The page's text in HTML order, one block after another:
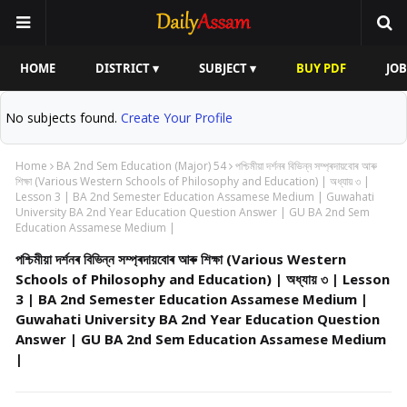
HOME DISTRICT ▾ SUBJECT ▾ BUY PDF
No subjects found. Create Your Profile
Home BA 2nd Sem Education (Major) 54 পশ্চিমীয়া দৰ্শনৰ বিভিন্ন সম্প্ৰদায়বোৰ আৰু
শিক্ষা (Various Western Schools of Philosophy and Education) | অধ্যায় ৩ |
Lesson 3 | BA 2nd Semester Education Assamese Medium | Guwahati
University BA 2nd Year Education Question Answer | GU BA 2nd Sem
Education Assamese Medium |
পশ্চিমীয়া দৰ্শনৰ বিভিন্ন সম্প্ৰদায়বোৰ আৰু শিক্ষা (Various Western
Schools of Philosophy and Education) | অধ্যায় ৩ | Lesson
3 | BA 2nd Semester Education Assamese Medium |
Guwahati University BA 2nd Year Education Question
Answer | GU BA 2nd Sem Education Assamese Medium
|